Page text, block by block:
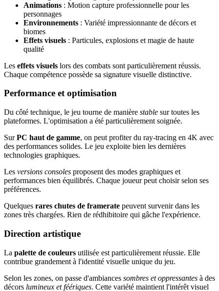
Animations : Motion capture professionnelle pour les
personnages
Environnements : Variété impressionnante de décors et
biomes
Effets visuels : Particules, explosions et magie de haute
qualité
Les effets visuels lors des combats sont particulièrement réussis.
Chaque compétence possède sa signature visuelle distinctive.
Performance et optimisation
Du côté technique, le jeu tourne de manière stable sur toutes les
plateformes. L'optimisation a été particulièrement soignée.
SurPC haut de gamme, on peut profiter du ray-tracing en 4K avec
des performances solides. Le jeu exploite bien les dernières
technologies graphiques.
Les versions consoles proposent des modes graphiques et
performances bien équilibrés. Chaque joueur peut choisir selon ses
préférences.
Quelques rares chutes de framerate peuvent survenir dans les
zones très chargées. Rien de rédhibitoire qui gâche l'expérience.
Direction artistique
La palette de couleurs utilisée est particulièrement réussie. Elle
contribue grandement à l'identité visuelle unique du jeu.
Selon les zones, on passe d'ambiances sombres et oppressantes à des
décors lumineux et féériques. Cette variété maintient l'intérêt visuel